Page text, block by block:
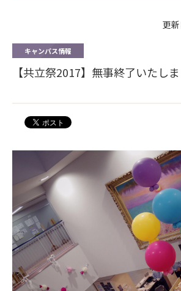
更
キャンパス情報
【共立祭2017】無事終了いたしま